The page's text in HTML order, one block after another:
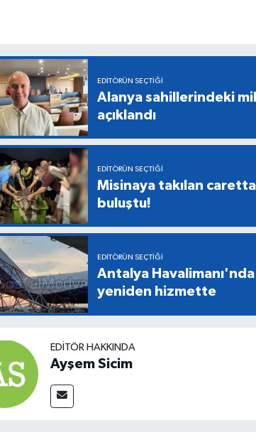
EDITÖRÜN SEÇTIĞI
Alanya sahillerindeki
açıklandı
EDITÖRÜN SEÇTIĞI
Misinaya takılan
buluştu!
EDITÖRÜN SEÇTIĞI
Antalya
yeniden hizmette
EDITÖR HAKKINDA
Ayşem Sicim